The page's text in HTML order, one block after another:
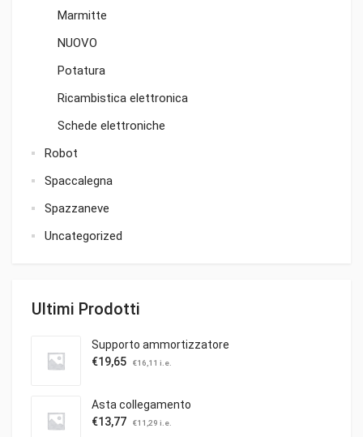
Marmitte
NUOVO
Potatura
Ricambistica elettronica
Schede elettroniche
Robot
Spaccalegna
Spazzaneve
Uncategorized
Ultimi Prodotti
Supporto ammortizzatore
€19,65 €16,11 i.e.
Asta collegamento
€13,77 €11,29 i.e.